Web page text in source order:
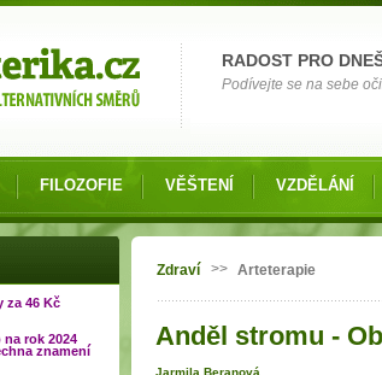
RADOST PRO
Podívejte se na sebe
FILOZOFIE VĚŠTENÍ VZDĚLÁNÍ
za 46 Kč
rok 2024
znamení
Jste zde
Zdraví >> Arteterapie
Anděl stromu -
Jarmila Beranová